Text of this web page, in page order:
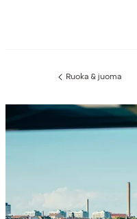
Edellinen
Ruoka & juoma